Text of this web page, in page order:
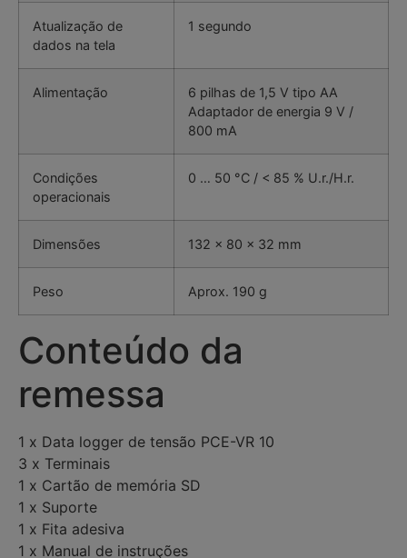
Atualização de
dados na tela
1 segundo
Alimentação
6 pilhas de 1,5 V tipo AA
Adaptador de energia 9 V /
800 mA
Condições
operacionais
0 … 50 °C / < 85 % U.r./H.r.
Dimensões 132 x 80 x 32 mm
Peso Aprox. 190 g
Conteúdo da
remessa
1 x Data logger de tensão PCE-VR 10
3 x Terminais
1 x Cartão de memória SD
1 x Suporte
1 x Fita adesiva
1 x Manual de instruções